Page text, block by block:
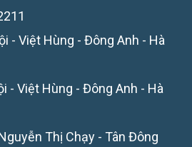
- Việt Hùng - Đông Anh - Hà
- Việt Hùng - Đông Anh - Hà
Thị Chạy - Tân Đông